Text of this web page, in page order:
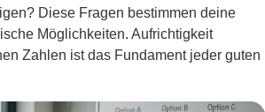
Diese Fragen bestimmen deine
Möglichkeiten. Aufrichtigkeit
Zahlen ist das Fundament jeder guten